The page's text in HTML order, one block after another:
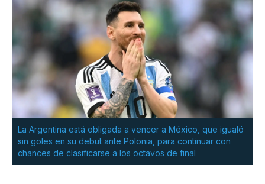
La Argentina está obligada a vencer a México, que igualó
sin goles en su debut ante Polonia, para continuar con
chances de clasificarse a los octavos de final